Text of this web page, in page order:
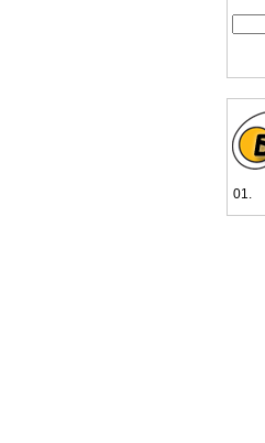
01.